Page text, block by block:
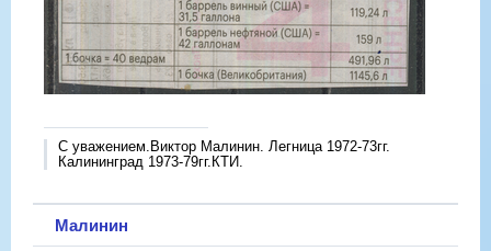
С уважением.Виктор Малинин. Легница 1972-73гг.
Калининград 1973-79гг.КТИ.
Малинин